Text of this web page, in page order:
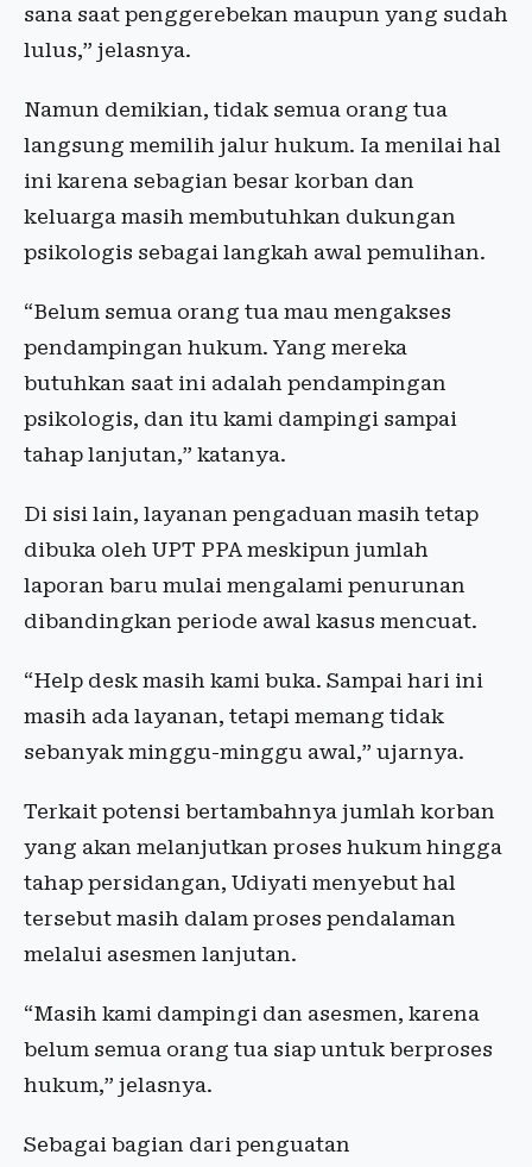
sana saat penggerebekan maupun yang sudah
lulus,” jelasnya.
Namun demikian, tidak semua orang tua
langsung memilih jalur hukum. Ia menilai hal
ini karena sebagian besar korban dan
keluarga masih membutuhkan dukungan
psikologis sebagai langkah awal pemulihan.
“Belum semua orang tua mau mengakses
pendampingan hukum. Yang mereka
butuhkan saat ini adalah pendampingan
psikologis, dan itu kami dampingi sampai
tahap lanjutan,” katanya.
Di sisi lain, layanan pengaduan masih tetap
dibuka oleh UPT PPA meskipun jumlah
laporan baru mulai mengalami penurunan
dibandingkan periode awal kasus mencuat.
“Help desk masih kami buka. Sampai hari ini
masih ada layanan, tetapi memang tidak
sebanyak minggu-minggu awal,” ujarnya.
Terkait potensi bertambahnya jumlah korban
yang akan melanjutkan proses hukum hingga
tahap persidangan, Udiyati menyebut hal
tersebut masih dalam proses pendalaman
melalui asesmen lanjutan.
“Masih kami dampingi dan asesmen, karena
belum semua orang tua siap untuk berproses
hukum,” jelasnya.
Sebagai bagian dari penguatan